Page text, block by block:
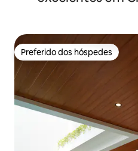
Preferido dos hóspedes
Preferido dos hóspedes